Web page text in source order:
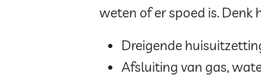
weten of er spoed is. Denk
Dreigende
Afsluiting van gas,